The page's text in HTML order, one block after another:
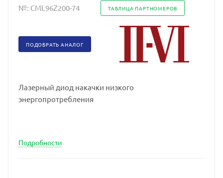
№: CML96Z200-74 ТАБЛИЦА ПАРТНОМЕРОВ
ПОДОБРАТЬ АНАЛОГ
Лазерный диод накачки низкого
энергопротребления
Подробности